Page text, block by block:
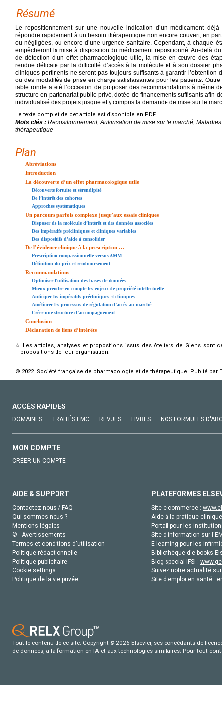
Résumé
Le repositionnement sur une nouvelle indication d’un médicament
répondre rapidement à un besoin thérapeutique non encore couvert, en
ou négligées, ou encore d’une urgence sanitaire. Cependant, à chaque
empêcheront la mise à disposition du médicament repositionné. Au-delà
de détection d’un effet pharmacologique utile, la mise en œuvre des
rendue délicate par la difficulté d’accès à la molécule et à son dossier
cliniques pertinents ne seront pas toujours suffisants à garantir l’obtention
ou des modalités de prise en charge satisfaisantes pour les patients.
table ronde a été l’occasion de proposer des recommandations à même
structure en partenariat public-privé, dotée de financements suffisants afin
individualisé des projets jusque et y compris la demande de mise sur le
Le texte complet de cet article est disponible en PDF.
Mots clés : Repositionnement, Autorisation de mise sur le marché,
thérapeutique
Plan
Abréviations
Introduction
La découverte d’un effet pharmacologique utile
Découverte fortuite et sérendipité
De l’intérêt des cohortes
Approches systématiques
Un parcours parfois complexe jusqu’aux essais cliniques
Disposer de la molécule d’intérêt et des données associées
Des impératifs précliniques et cliniques variables
Des dispositifs d’aide à consolider
De l’évidence clinique à la prescription …
Prescription compassionnelle versus AMM
Définition du prix et remboursement
Recommandations
Optimiser l’utilisation des bases de données
Mieux prendre en compte les enjeux de propriété intellectuelle
Anticiper les impératifs précliniques et cliniques
Améliorer les processus de régulation d’accès au marché
Créer une structure d’accompagnement
Conclusion
Déclaration de liens d’intérêts
☆
Les articles, analyses et propositions issus des Ateliers de Giens sont
propositions de leur organisation.
© 2022 Société française de pharmacologie et de thérapeutique. Publié par
ACCÈS RAPIDES
DOMAINES TRAITÉS EMC REVUES LIVRES NOS FORMULES
MON COMPTE
CRÉER UN COMPTE
AIDE & SUPPORT
Contactez-nous / FAQ
Qui sommes-nous ?
Mentions légales
© - Avertissements
Termes et conditions d'utilisation
Politique rédactionnelle
Politique publicitaire
Cookie settings
Politique de la vie privée
PLATEFORMES
Site e-commerce :
Aide à la pratique
Portail pour les
Site d'information sur
E-learning pour les
Bibliothèque d'e-books
Blog special IFSI :
Suivez notre actualité
Site d'emploi en santé :
Tout le contenu de ce site: Copyright © 2026 Elsevier, ses concédants de
de données, a la formation en IA et aux technologies similaires. Pour tout